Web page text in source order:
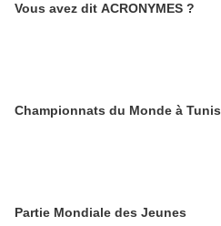
Vous avez dit ACRONYMES ?
Championnats du Monde à Tunis
Partie Mondiale des Jeunes